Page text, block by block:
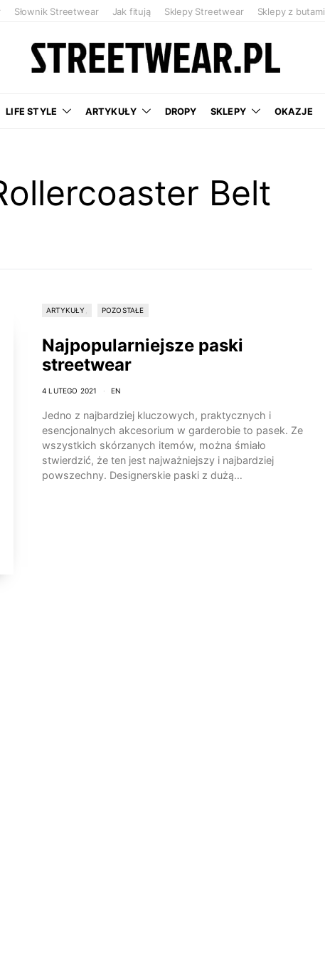
Słownik Streetwear Jak fitują Sklepy Streetwear Sklepy z butami
LIFE STYLE ARTYKUŁY DROPY SKLEPY OKAZJE
Belt
ARTYKUŁY POZOSTAŁE
Najpopularniejsze paski
streetwear
4 LUTEGO 2021 EN
Jedno z najbardziej kluczowych, praktycznych i
esencjonalnych akcesorium w garderobie to pasek. Ze
wszystkich skórzanych itemów, można śmiało
stwierdzić, że ten jest najważniejszy i najbardziej
powszechny. Designerskie paski z dużą…